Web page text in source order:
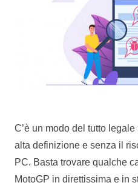
C’è un modo del tutto
alta definizione e senza il
PC. Basta trovare qualche
MotoGP in direttissima e in